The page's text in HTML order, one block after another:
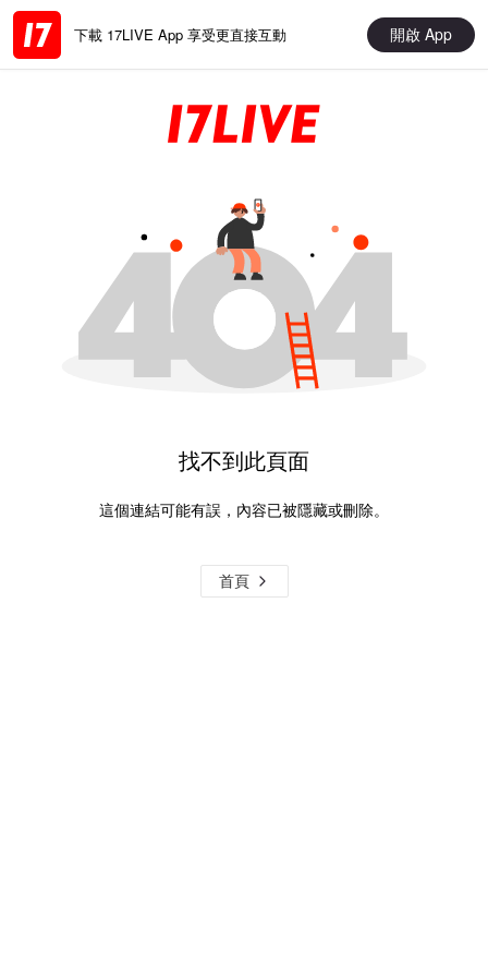
下載 17LIVE App 享受更直接互動 開啟 App
找不到此頁面
這個連結可能有誤，內容已被隱藏或刪除。
首頁